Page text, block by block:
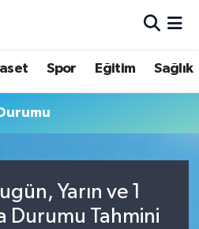
Spor Eğitim Sağlık
Yarın ve 1
Durumu Tahmini
Haritası
ve Fikstür